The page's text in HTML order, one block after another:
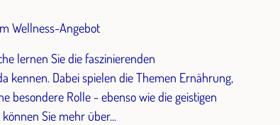
Wellness-Angebot
lernen Sie die faszinierenden
kennen. Dabei spielen die Themen Ernährung,
besondere Rolle - ebenso wie die geistigen
Sie mehr über...